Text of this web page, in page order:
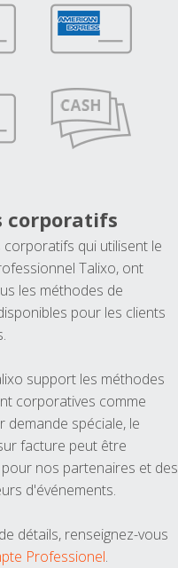
corporatifs
corporatifs qui utilisent le
Talixo, ont
les méthodes de
pour les clients
support les méthodes
corporatives comme
demande spéciale, le
facture peut être
nos partenaires et des
d'événements.
détails, renseignez-vous
Professionel.